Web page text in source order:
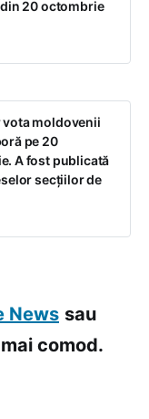
20 octombrie
vota moldovenii
pe 20
A fost publicată
secțiilor de
News sau
comod.